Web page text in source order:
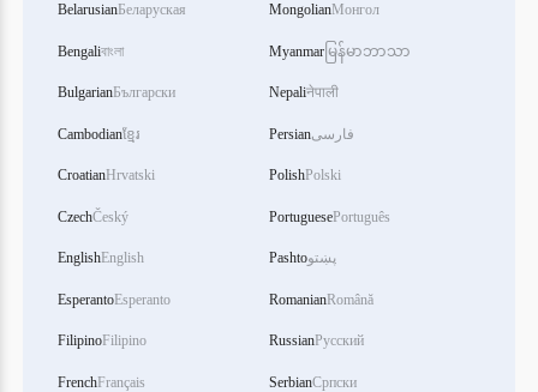
BelarusianБеларуская
Bengaliবাংলা
BulgarianБългарски
Cambodianខ្មែរ
CroatianHrvatski
CzechČeský
EnglishEnglish
EsperantoEsperanto
FilipinoFilipino
FrenchFrançais
MongolianМонгол
Myanmar မြန်မာဘာသာ
Nepaliनेपाली
Persianفارسی
PolishPolski
PortuguesePortuguês
Pashtoپښتو
RomanianRomână
RussianРусский
SerbianСрпски